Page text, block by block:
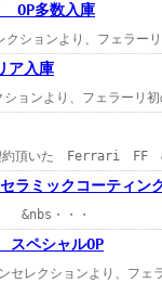
OP多数入庫
ションより、フェ
ア入庫
ンより、フェラーリ
FF の納車準
ラミックコーティン
・・
ペシャルOP
ョンより、フェラー